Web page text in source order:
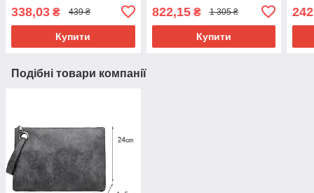
338,03 ₴ 439 ₴
Купити
міський молодіжний
вишивка етностіль
822,15₴ 1 305 ₴
Купити
Подібні товари компанії